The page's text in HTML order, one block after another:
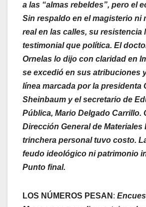
a las “almas rebeldes”, pero el
Sin respaldo en el magisterio ni
real en las calles, su resistencia
testimonial que política. El
Ornelas lo dijo con claridad en
se excedió en sus atribuciones
línea marcada por la presidenta
Sheinbaum y el secretario de
Pública, Mario Delgado Carrillo.
Dirección General de Materiales
trinchera personal tuvo costo.
feudo ideológico ni patrimonio
Punto final.
LOS NÚMEROS PESAN :